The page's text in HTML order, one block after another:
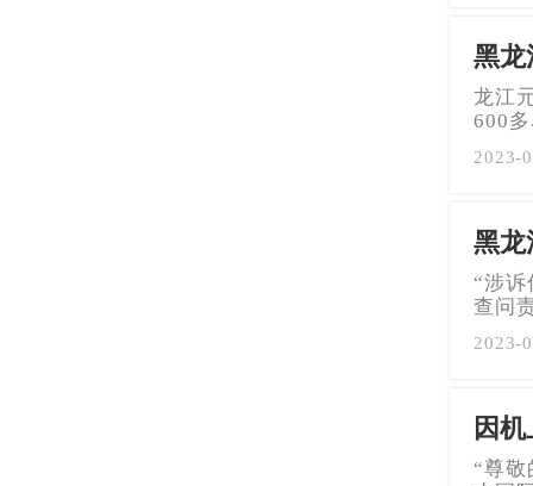
黑龙
龙江
600
2023-
黑龙
“涉
查问
2023-
因
“尊